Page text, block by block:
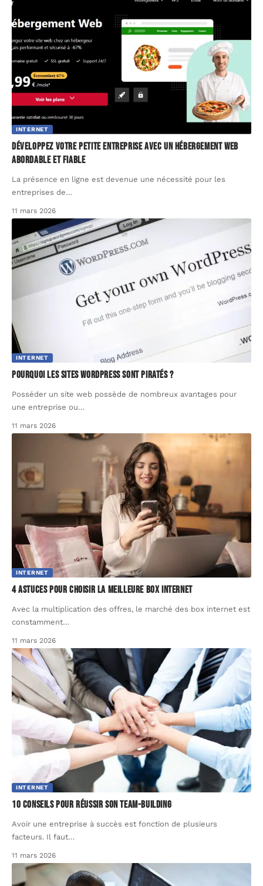
INTERNET
Développez votre petite entreprise avec un hébergement web
abordable et fiable
La présence en ligne est devenue une nécessité pour les
entreprises de…
11 mars 2026
INTERNET
Pourquoi les sites wordpress sont piratés ?
Posséder un site web possède de nombreux avantages pour
une entreprise ou…
11 mars 2026
INTERNET
4 astuces pour choisir la meilleure box internet
Avec la multiplication des offres, le marché des box internet est
constamment…
11 mars 2026
INTERNET
10 conseils pour réussir son team-building
Avoir une entreprise à succès est fonction de plusieurs
facteurs. Il faut…
11 mars 2026